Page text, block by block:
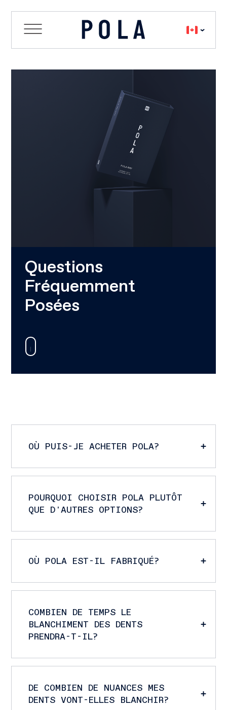
Questions
Fréquemment
Posées
OÙ PUIS-JE ACHETER POLA?
POURQUOI CHOISIR POLA PLUTÔT
QUE D'AUTRES OPTIONS?
OÙ POLA EST-IL FABRIQUÉ?
COMBIEN DE TEMPS LE
BLANCHIMENT DES DENTS
PRENDRA-T-IL?
DE COMBIEN DE NUANCES MES
DENTS VONT-ELLES BLANCHIR?